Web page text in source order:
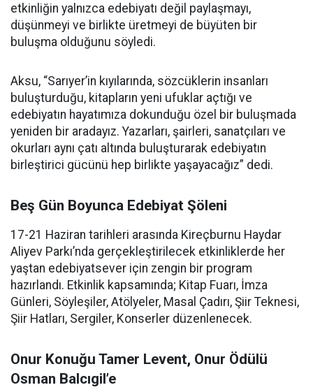
etkinliğin yalnızca edebiyatı değil paylaşmayı,
düşünmeyi ve birlikte üretmeyi de büyüten bir
buluşma olduğunu söyledi.
Aksu, “Sarıyer’in kıyılarında, sözcüklerin insanları
buluşturduğu, kitapların yeni ufuklar açtığı ve
edebiyatın hayatımıza dokunduğu özel bir buluşmada
yeniden bir aradayız. Yazarları, şairleri, sanatçıları ve
okurları aynı çatı altında buluşturarak edebiyatın
birleştirici gücünü hep birlikte yaşayacağız” dedi.
Beş Gün Boyunca Edebiyat Şöleni
17-21 Haziran tarihleri arasında Kireçburnu Haydar
Aliyev Parkı’nda gerçekleştirilecek etkinliklerde her
yaştan edebiyatsever için zengin bir program
hazırlandı. Etkinlik kapsamında; Kitap Fuarı, İmza
Günleri, Söyleşiler, Atölyeler, Masal Çadırı, Şiir Teknesi,
Şiir Hatları, Sergiler, Konserler düzenlenecek.
Onur Konuğu Tamer Levent, Onur Ödülü
Osman Balcıgil’e